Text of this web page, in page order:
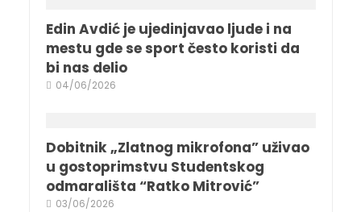
Edin Avdić je ujedinjavao ljude i na
mestu gde se sport često koristi da
bi nas delio
04/06/2026
Dobitnik „Zlatnog mikrofona” uživao
u gostoprimstvu Studentskog
odmarališta “Ratko Mitrović”
03/06/2026